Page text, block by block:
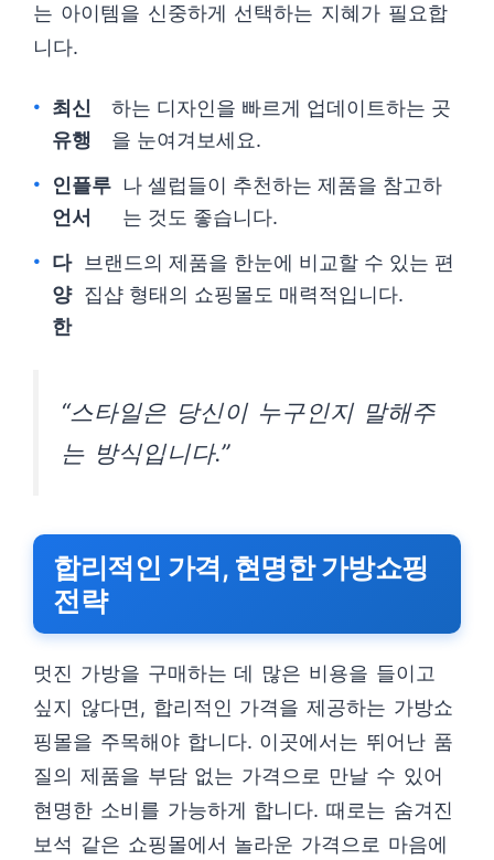
는 아이템을 신중하게 선택하는 지혜가 필요합
니다.
최신
유행
하는 디자인을 빠르게 업데이트하는 곳
을 눈여겨보세요.
인플루
언서
나 셀럽들이 추천하는 제품을 참고하
는 것도 좋습니다.
다
양
한
브랜드의 제품을 한눈에 비교할 수 있는 편
집샵 형태의 쇼핑몰도 매력적입니다.
“스타일은 당신이 누구인지 말해주
는 방식입니다.”
합리적인 가격, 현명한 가방쇼핑
전략
멋진 가방을 구매하는 데 많은 비용을 들이고
싶지 않다면, 합리적인 가격을 제공하는 가방쇼
핑몰을 주목해야 합니다. 이곳에서는 뛰어난 품
질의 제품을 부담 없는 가격으로 만날 수 있어
현명한 소비를 가능하게 합니다. 때로는 숨겨진
보석 같은 쇼핑몰에서 놀라운 가격으로 마음에